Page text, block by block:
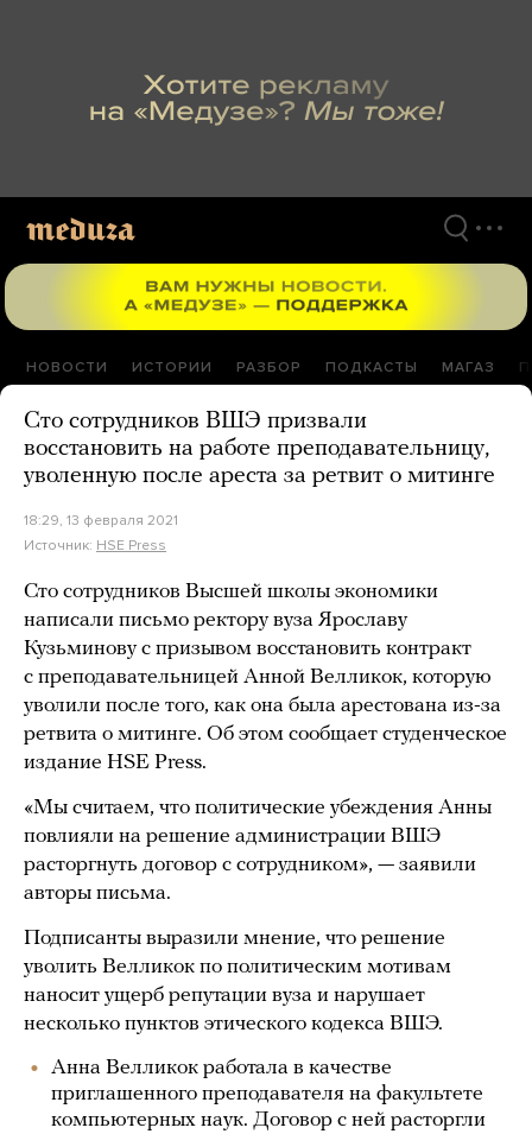
НОВОСТИ ИСТОРИИ РАЗБОР ПОДКАСТЫ МАГАЗ
Сто сотрудников ВШЭ призвали
восстановить на работе преподавательницу,
уволенную после ареста за ретвит о митинге
18:29, 13 февраля 2021
Источник: HSE Press
Сто сотрудников Высшей школы экономики
написали письмо ректору вуза Ярославу
Кузьминову с призывом восстановить контракт
с преподавательницей Анной Велликок, которую
уволили после того, как она была арестована из-за
ретвита о митинге. Об этом сообщает студенческое
издание HSE Press.
«Мы считаем, что политические убеждения Анны
повлияли на решение администрации ВШЭ
расторгнуть договор с сотрудником», — заявили
авторы письма.
Подписанты выразили мнение, что решение
уволить Велликок по политическим мотивам
наносит ущерб репутации вуза и нарушает
несколько пунктов этического кодекса ВШЭ.
Анна Велликок работала в качестве
приглашенного преподавателя на факультете
компьютерных наук. Договор с ней расторгли